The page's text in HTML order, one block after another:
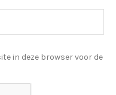
in deze browser voor de